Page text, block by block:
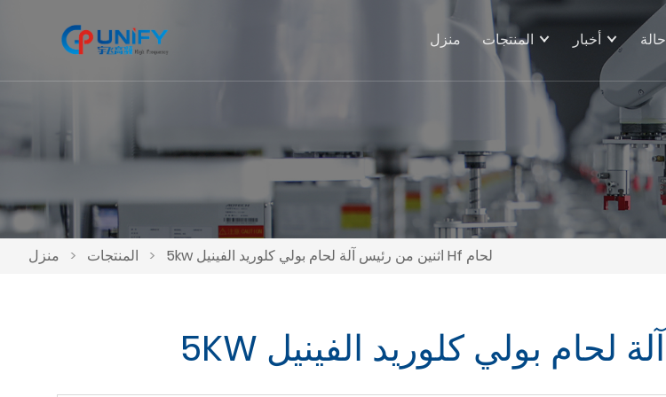
منزل المنتجات أخبار حالة
منزل > المنتجات > 5kw اثنين من رئيس آلة لحام بولي كلوريد الفينيل Hf لحام